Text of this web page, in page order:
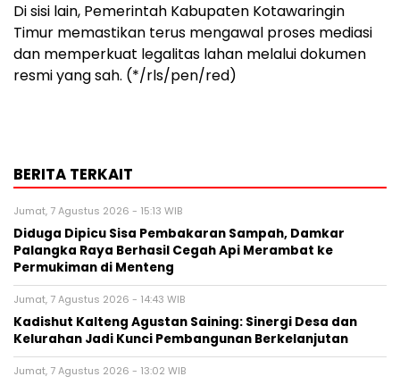
Di sisi lain, Pemerintah Kabupaten Kotawaringin
Timur memastikan terus mengawal proses mediasi
dan memperkuat legalitas lahan melalui dokumen
resmi yang sah. (*/rls/pen/red)
BERITA TERKAIT
Jumat, 7 Agustus 2026 - 15:13 WIB
Diduga Dipicu Sisa Pembakaran Sampah, Damkar
Palangka Raya Berhasil Cegah Api Merambat ke
Permukiman di Menteng
Jumat, 7 Agustus 2026 - 14:43 WIB
Kadishut Kalteng Agustan Saining: Sinergi Desa dan
Kelurahan Jadi Kunci Pembangunan Berkelanjutan
Jumat, 7 Agustus 2026 - 13:02 WIB